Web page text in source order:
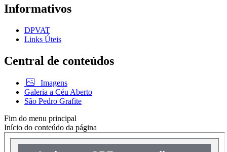
Informativos
DPVAT
Links Úteis
Central de conteúdos
Imagens
Galeria a Céu Aberto
São Pedro Grafite
Fim do menu principal
Início do conteúdo da página